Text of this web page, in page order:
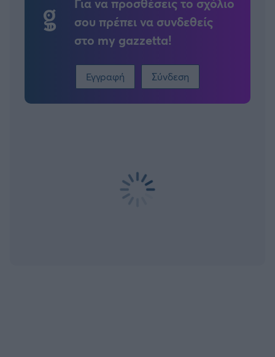
σου πρέπει να συνδεθείς
στο my gazzetta!
Εγγραφή Σύνδεση